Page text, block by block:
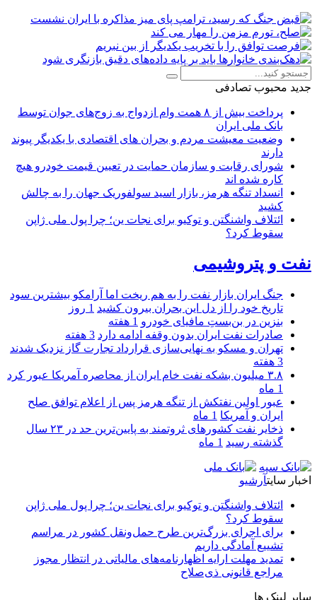
جدید محبوب تصادفی
پرداخت بیش از ۸ همت وام ازدواج به زوج‌های جوان توسط
بانک ملی ایران
وضعیت معیشت مردم و بحران های اقتصادی با یکدیگر پیوند
دارند
شورای رقابت و سازمان حمایت در تعیین قیمت خودرو هیچ
کاره شده اند
انسداد تنگه هرمز، بازار اسید سولفوریک جهان را به چالش
کشید
ائتلاف واشنگتن و توکیو برای نجات ین؛ چرا پول ملی ژاپن
سقوط کرد؟
نفت و پتروشیمی
جنگ ایران بازار نفت را به هم ریخت اما آرامکو بیشترین سود
تاریخ خود را از دل این بحران بیرون کشید 1 روز
بنزین در بن‌بستِ مافیای خودرو 1 هفته
صادرات نفت ایران بدون وقفه ادامه دارد 3 هفته
تهران و مسکو به نهایی‌سازی قرارداد تجارت گاز نزدیک شدند
3 هفته
۳.۸ میلیون بشکه نفت خام ایران از محاصره آمریکا عبور کرد
1 ماه
عبور اولین نفتکش از تنگه هرمز پس از اعلام توافق صلح
ایران و آمریکا 1 ماه
ذخایر نفت کشورهای ثروتمند به پایین‌ترین حد در ۲۳ سال
گذشته رسید 1 ماه
اخبار سایتآرشیو
ائتلاف واشنگتن و توکیو برای نجات ین؛ چرا پول ملی ژاپن
سقوط کرد؟
برای اجرای بزرگ‌ترین طرح حمل‌ونقل کشور در مراسم
تشییع آمادگی داریم
تمدید مهلت ارایه اظهارنامه‌های مالیاتی در انتظار مجوز
مراجع قانونی ذی‌‏صلاح
سایر لینک ها